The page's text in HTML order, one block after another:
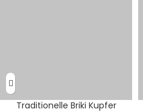
Traditionelle Briki Kupfer